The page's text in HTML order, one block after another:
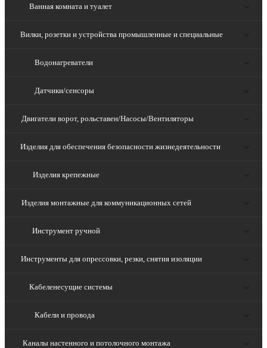
Ванная комната и туалет
Вилки, розетки и устройства промышленные и специальные
Водонагреватели
Датчики/сенсоры
Двигатели ворот, рольставен/Насосы/Вентиляторы
Изделия для обеспечения безопасности жизнедеятельности
Изделия крепежные
Изделия монтажные для коммуникационных сетей
Инструмент ручной
Инструменты для опрессовки, резки, снятия изоляции
Кабеленесущие системы
Кабели и провода
Каналы настенного и потолочного монтажа